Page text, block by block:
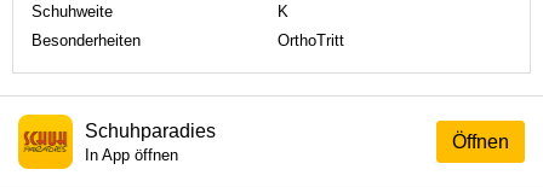
Schuhweite
K
Besonderheiten
OrthoTritt
Öffnen
Schuhparadies
In App öffnen